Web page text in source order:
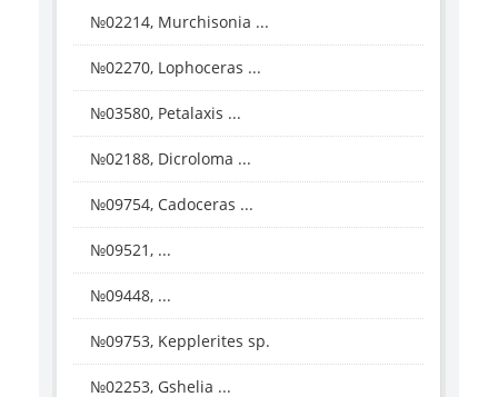
№02214, Murchisonia ...
№02270, Lophoceras ...
№03580, Petalaxis ...
№02188, Dicroloma ...
№09754, Cadoceras ...
№09521, ...
№09448, ...
№09753, Kepplerites sp.
№02253, Gshelia ...